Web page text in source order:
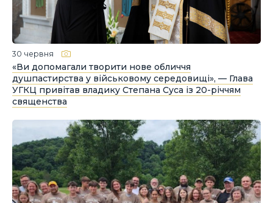
30 червня
«Ви допомагали творити нове обличчя
душпастирства у військовому середовищі», — Глава
УГКЦ привітав владику Степана Суса із 20-річчям
священства